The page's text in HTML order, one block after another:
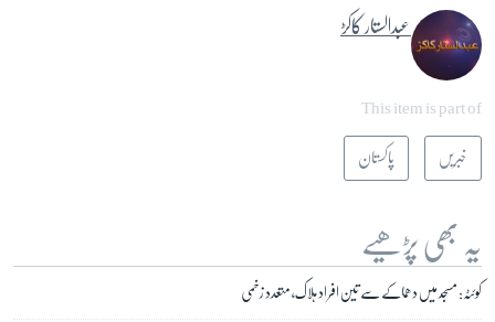
عبدالستار کاکڑ
This item is part of
خبریں پاکستان
یہ بھی پڑھیے
کوئٹہ: مسجد میں دھماکے سے تین افراد ہلاک، متعدد زخمی